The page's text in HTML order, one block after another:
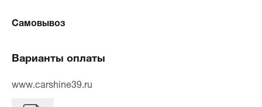
Самовывоз
Варианты оплаты
www.carshine39.ru